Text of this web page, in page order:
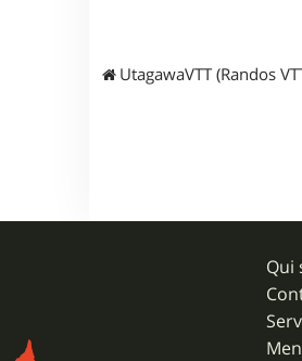
UtagawaVTT (Randos
Qui